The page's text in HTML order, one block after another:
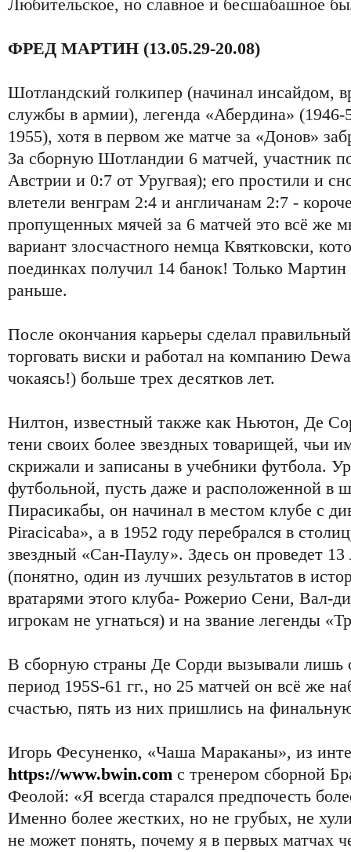
Любительское, но славное и бесшабашное
ФРЕД МАРТИН (13.05.29-20.08)
Шотландский голкипер (начинал инсайдом,
службы в армии), легенда «Абердина»
1955), хотя в первом же матче за «Донов»
За сборную Шотландии 6 матчей, участник
Австрии и 0:7 от Уругвая); его простили и
влетели венграм 2:4 и англичанам 2:7 -
пропущенных мячей за 6 матчей это всё же
вариант злосчастного немца Квятковски,
поединках получил 14 банок! Только Мартин
раньше.
После окончания карьеры сделал
торговать виски и работал на компанию
чокаясь!) больше трех десятков лет.
Нилтон, известный также как Ньютон, Де
тени своих более звездных товарищей, чьи
скрижали и записаны в учебники футбола.
футбольной, пусть даже и расположенной в
Пирасикабы, он начинал в местом клубе с
Piracicaba», а в 1952 году перебрался в
звездный «Сан-Паулу». Здесь он проведет 13
(понятно, один из лучших результатов в
вратарями этого клуба- Рожерио Сени, Вал-
игрокам не угнаться) и на звание легенды
В сборную страны Де Сорди вызывали лишь
период 195S-61 гг., но 25 матчей он всё же
счастью, пять из них пришлись на
Игорь Фесуненко, «Чаша Мараканы», из
https://www.bwin.com с тренером сборной
Феолой: «Я всегда старался предпочесть
Именно более жестких, но не грубых, не
не может понять, почему я в первых матчах